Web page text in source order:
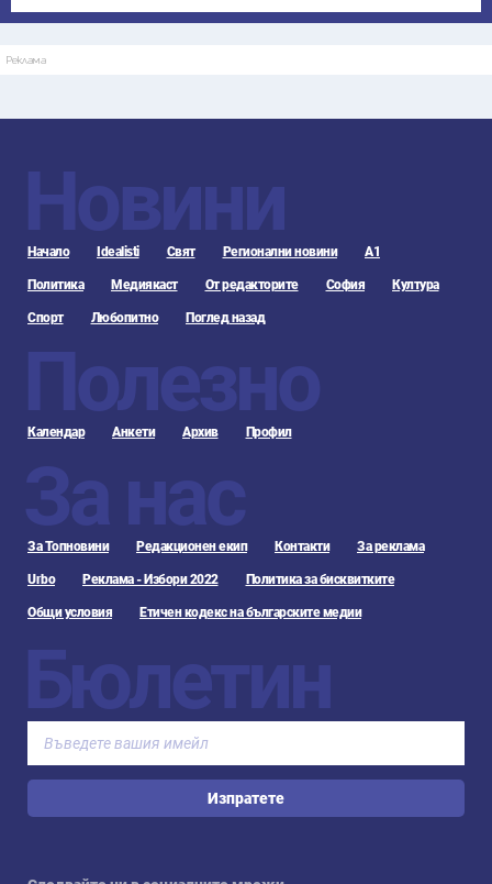
Реклама
Новини
Начало Idealisti Свят Регионални новини А1
Политика Медиякаст От редакторите София Култура
Спорт Любопитно Поглед назад
Полезно
Календар Анкети Архив Профил
За нас
За Топновини Редакционен екип Контакти За реклама
Urbo Реклама - Избори 2022 Политика за бисквитките
Общи условия Етичен кодекс на българските медии
Бюлетин
Изпратете